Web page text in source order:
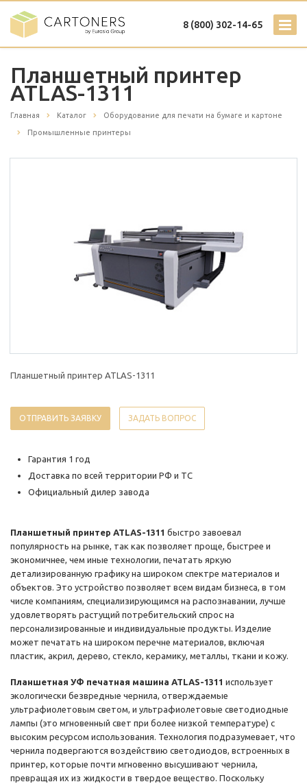
8 (800) 302-14-65
Планшетный принтер
ATLAS-1311
Главная Каталог Оборудование для печати на бумаге и картоне
Промышленные принтеры
Планшетный принтер ATLAS-1311
ОТПРАВИТЬ ЗАЯВКУ ЗАДАТЬ ВОПРОС
Гарантия 1 год
Доставка по всей территории РФ и ТС
Официальный дилер завода
Планшетный принтер ATLAS-1311 быстро завоевал
популярность на рынке, так как позволяет проще, быстрее и
экономичнее, чем иные технологии, печатать яркую
детализированную графику на широком спектре материалов и
объектов. Это устройство позволяет всем видам бизнеса, в том
числе компаниям, специализирующимся на распознавании, лучше
удовлетворять растущий потребительский спрос на
персонализированные и индивидуальные продукты. Изделие
может печатать на широком перечне материалов, включая
пластик, акрил, дерево, стекло, керамику, металлы, ткани и кожу.
Планшетная УФ печатная машина ATLAS-1311 использует
экологически безвредные чернила, отверждаемые
ультрафиолетовым светом, и ультрафиолетовые светодиодные
лампы (это мгновенный свет при более низкой температуре) с
высоким ресурсом использования. Технология подразумевает, что
чернила подвергаются воздействию светодиодов, встроенных в
принтер, которые почти мгновенно высушивают чернила,
превращая их из жидкости в твердое вещество. Поскольку